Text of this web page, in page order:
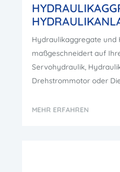
Hydraulikaggregate und
maßgeschneidert auf
Servohydraulik,
Drehstrommotor oder
MEHR ERFAHREN